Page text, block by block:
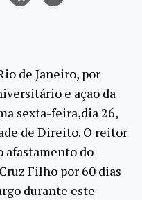
de Janeiro, por
e ação da
sexta-feira,dia 26,
de Direito. O reitor
afastamento do
Filho por 60 dias
durante este